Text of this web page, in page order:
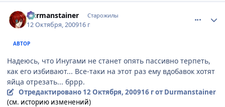
Durmanstainer Старожилы
12 Октября, 200916 г
АВТОР
Надеюсь, что Инугами не станет опять пассивно терпеть,
как его избивают... Все-таки на этот раз ему вдобавок хотят
яйца отрезать... бррр.
Отредактировано 12 Октября, 200916 гот Durmanstainer
(см. историю изменений)